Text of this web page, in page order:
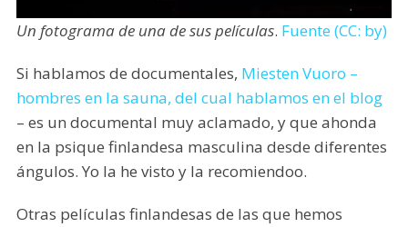
Un fotograma de una de sus películas. Fuente (CC: by)
Si hablamos de documentales, Miesten Vuoro –
hombres en la sauna, del cual hablamos en el blog
– es un documental muy aclamado, y que ahonda
en la psique finlandesa masculina desde diferentes
ángulos. Yo la he visto y la recomiendoo.
Otras películas finlandesas de las que hemos